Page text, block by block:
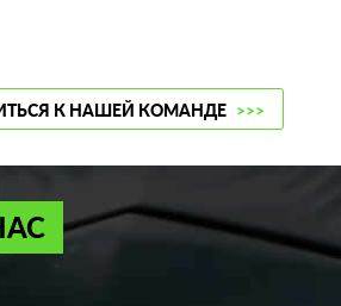
К НАШЕЙ КОМАНДЕ >>>